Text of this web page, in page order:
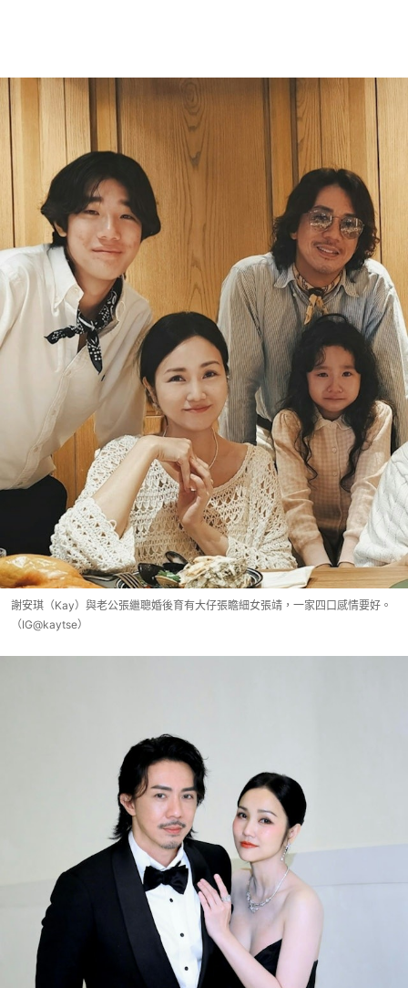
謝安琪（Kay）與老公張繼聰婚後育有大仔張瞻細女張靖，一家四口感情要好。
（IG@kaytse）